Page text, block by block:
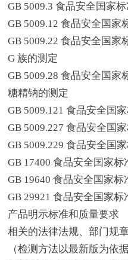
GB 5009.3 食品安全国家
GB 5009.12 食品安全国家
GB 5009.22 食品安全国家
G 族的测定
GB 5009.28 食品安全国家
糖精钠的测定
GB 5009.121 食品安全国
GB 5009.227 食品安全国
GB 5009.229 食品安全国
GB 17400 食品安全国家标
GB 19640 食品安全国家标
GB 29921 食品安全国家
产品明示标准和质量要求
相关的法律法规、部门规
（检测方法以最新版为依